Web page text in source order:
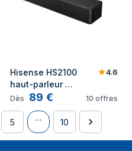
Hisense HS2100
haut-parleur
soundbar Noir 2.1
4.6
Dès 89 € 10 offres
5 … 10